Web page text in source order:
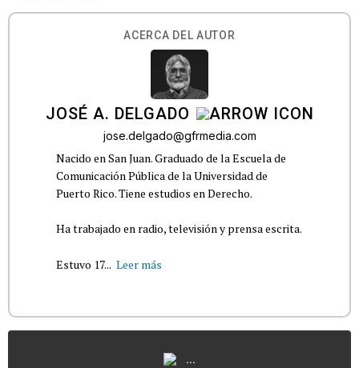
ACERCA DEL AUTOR
JOSÉ A. DELGADO
jose.delgado@gfrmedia.com
Nacido en San Juan. Graduado de la Escuela de
Comunicación Pública de la Universidad de
Puerto Rico. Tiene estudios en Derecho.
Ha trabajado en radio, televisión y prensa escrita.
Estuvo 17... Leer más
...